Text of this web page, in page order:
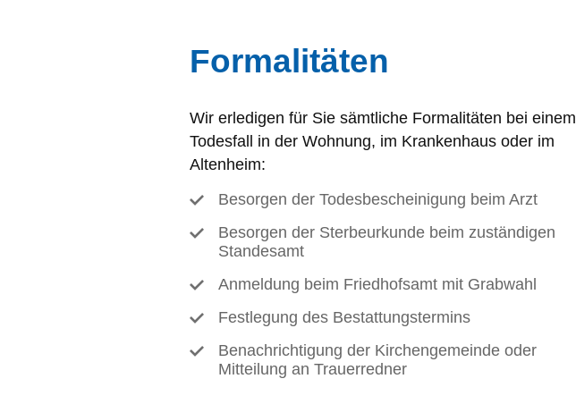
Formalitäten
Wir erledigen für Sie sämtliche Formalitäten bei einem
Todesfall in der Wohnung, im Krankenhaus oder im
Altenheim:
Besorgen der Todesbescheinigung beim Arzt
Besorgen der Sterbeurkunde beim zuständigen
Standesamt
Anmeldung beim Friedhofsamt mit Grabwahl
Festlegung des Bestattungstermins
Benachrichtigung der Kirchengemeinde oder
Mitteilung an Trauerredner